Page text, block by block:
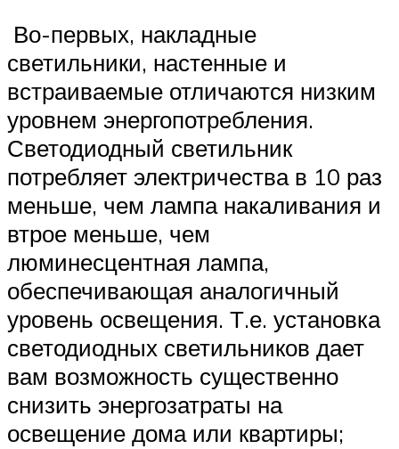
Во-первых, накладные
светильники, настенные и
встраиваемые отличаются низким
уровнем энергопотребления.
Светодиодный светильник
потребляет электричества в 10 раз
меньше, чем лампа накаливания и
втрое меньше, чем
люминесцентная лампа,
обеспечивающая аналогичный
уровень освещения. Т.е. установка
светодиодных светильников дает
вам возможность существенно
снизить энергозатраты на
освещение дома или квартиры;